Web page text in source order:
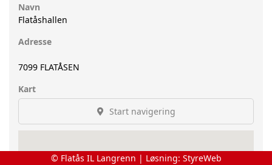
Navn
Flatåshallen
Adresse
7099 FLATÅSEN
Kart
Start navigering
© Flatås IL Langrenn | Løsning: StyreWeb